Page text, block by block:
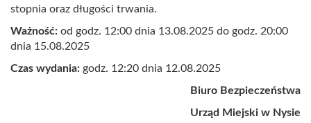
stopnia oraz długości trwania.
Ważność: od godz. 12:00 dnia 13.08.2025 do godz. 20:00
dnia 15.08.2025
Czas wydania: godz. 12:20 dnia 12.08.2025
Biuro Bezpieczeństwa
Urząd Miejski w Nysie